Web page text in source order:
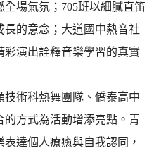
場氣氛；705班以細膩直笛
的意念；大道國中熱音社
彩演出詮釋音樂學習的真實
術科熱舞團隊、僑泰高中
方式為活動增添亮點。青
達個人療癒與自我認同，